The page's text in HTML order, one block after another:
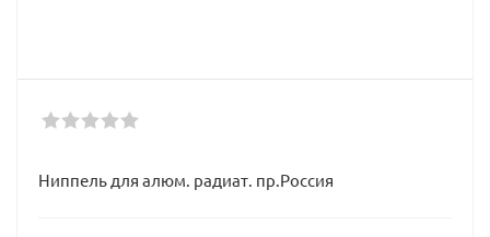
Ниппель для алюм. радиат. пр.Россия